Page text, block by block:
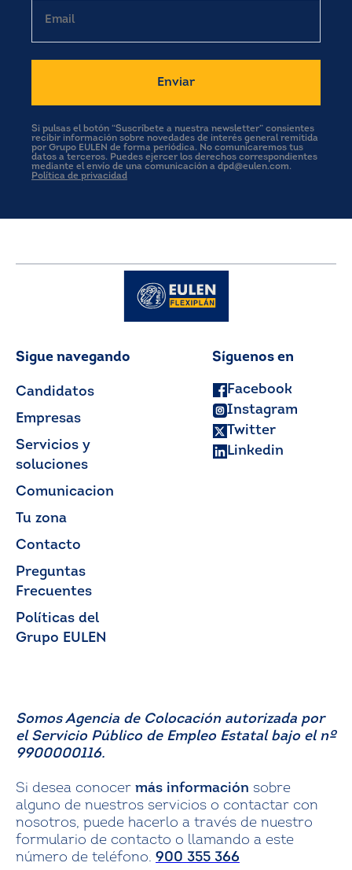
Si pulsas el botón “Suscríbete a nuestra newsletter” consientes
recibir información sobre novedades de interés general remitida
por Grupo EULEN de forma periódica. No comunicaremos tus
datos a terceros. Puedes ejercer los derechos correspondientes
mediante el envío de una comunicación a dpd@eulen.com.
Política de privacidad
Sigue navegando
Candidatos
Empresas
Servicios y
soluciones
Comunicacion
Tu zona
Contacto
Preguntas
Frecuentes
Políticas del
Grupo EULEN
Síguenos en
Facebook
Instagram
Twitter
Linkedin
Somos Agencia de Colocación autorizada por
el Servicio Público de Empleo Estatal bajo el nº
9900000116.
Si desea conocer más información sobre
alguno de nuestros servicios o contactar con
nosotros, puede hacerlo a través de nuestro
formulario de contacto o llamando a este
número de teléfono. 900 355 366